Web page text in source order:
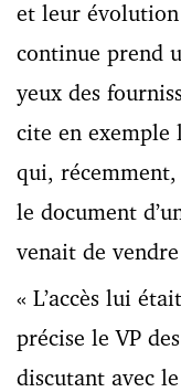
et leur
continue prend
yeux des
cite en exemple
qui,
le document
venait de
« L’accès lui
précise le VP
discutant avec